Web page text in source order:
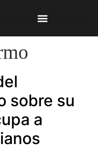
sobre su
a